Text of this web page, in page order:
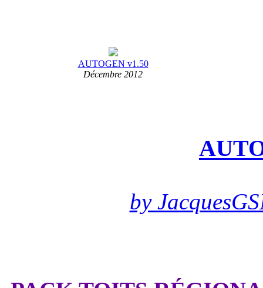
AUTOGEN v1.50
Décembre 2012
by